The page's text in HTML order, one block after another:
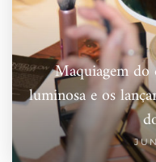
Maquiagem do
luminosa e os